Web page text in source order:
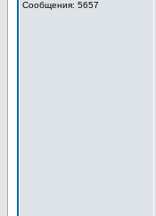
Сообщения: 5657